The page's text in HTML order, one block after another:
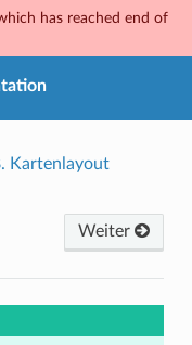
has reached end of
Kartenlayout
Weiter